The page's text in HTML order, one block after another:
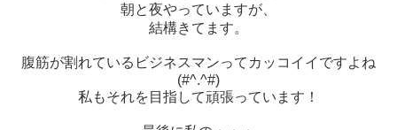
朝と夜やっていますが、
結構きてます。
腹筋が割れているビジネスマンってカッコイイですよね
(#^.^#)
私もそれを目指して頑張っています！